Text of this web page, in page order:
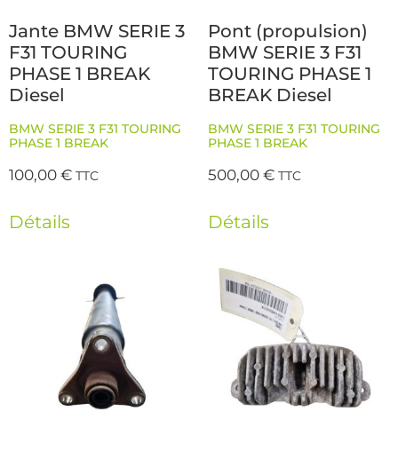
Jante BMW SERIE 3
F31 TOURING
PHASE 1 BREAK
Diesel
BMW SERIE 3 F31 TOURING
PHASE 1 BREAK
100,00€ TTC
Détails
Pont (propulsion)
BMW SERIE 3 F31
TOURING PHASE 1
BREAK Diesel
BMW SERIE 3 F31 TOURING
PHASE 1 BREAK
500,00€ TTC
Détails